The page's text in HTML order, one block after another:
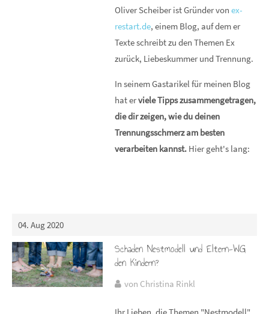
Oliver Scheiber ist Gründer von ex-
restart.de, einem Blog, auf dem er
Texte schreibt zu den Themen Ex
zurück, Liebeskummer und Trennung.
In seinem Gastarikel für meinen Blog
hat erviele Tipps zusammengetragen,
die dir zeigen, wie du deinen
Trennungsschmerz am besten
verarbeiten kannst. Hier geht's lang:
04. Aug 2020
Schaden Nestmodell und Eltern-WG
den Kindern?
von Christina Rinkl